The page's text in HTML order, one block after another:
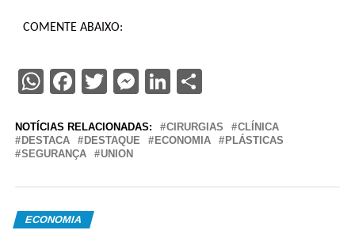
COMENTE ABAIXO:
WhatsApp
Facebook
Twitter
Messenger
LinkedIn
Share
NOTÍCIAS RELACIONADAS: CIRURGIAS
CLÍNICA
DESTACA
DESTAQUE ECONOMIA
PLÁSTICAS
SEGURANÇA
UNION
ECONOMIA